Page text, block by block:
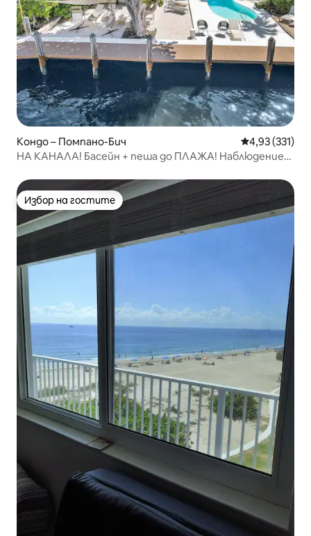
Кондо – Помпано-Бич Средна
4,93 (331)
НА КАНАЛА! Басейн + пеша до ПЛАЖА! Наблюдение
Избор на гостите
Избор на гостите